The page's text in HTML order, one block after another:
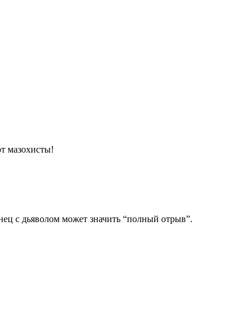
мазохисты!
с дьяволом может значить “полный отрыв”.